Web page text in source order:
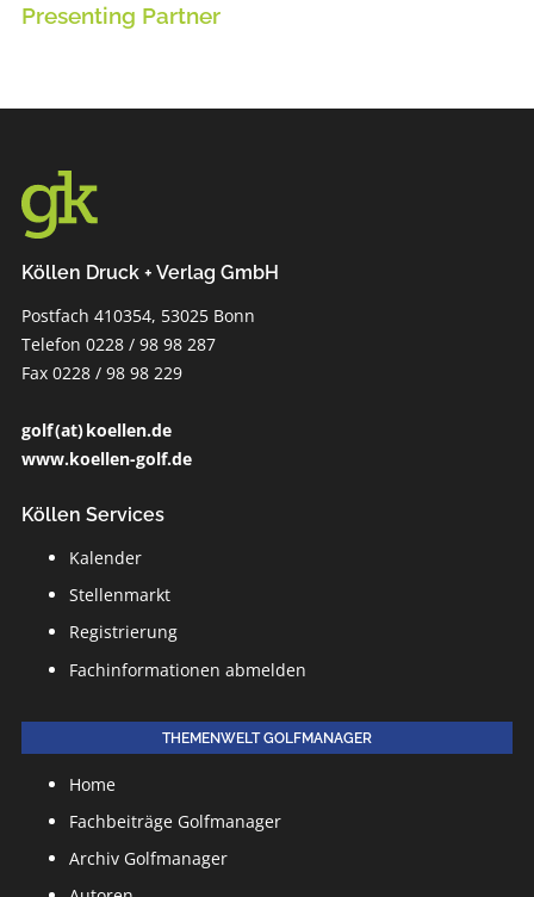
Presenting Partner
Köllen Druck + Verlag GmbH
Postfach 410354, 53025 Bonn
Telefon 0228 / 98 98 287
Fax 0228 / 98 98 229
golf (at) koellen.de
www.koellen-golf.de
Köllen Services
Kalender
Stellenmarkt
Registrierung
Fachinformationen abmelden
THEMENWELT GOLFMANAGER
Home
Fachbeiträge Golfmanager
Archiv Golfmanager